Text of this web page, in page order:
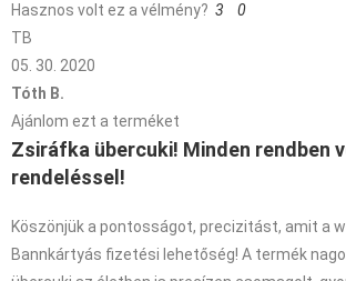
Hasznos volt ez a vélmény? 3
0
TB
05. 30. 2020
Tóth B.
Ajánlom ezt a terméket
Zsiráfka übercuki! Minden rendben
rendeléssel!
Köszönjük a pontosságot, precizitást, amit a
Bannkártyás fizetési lehetőség! A termék